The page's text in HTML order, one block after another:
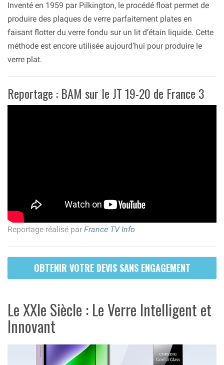
Inventé en 1959 par Pilkington, le procédé float permet de
produire des plaques de verre parfaitement plates en
faisant flotter du verre fondu sur un lit d’étain liquide. Cette
méthode est encore utilisée aujourd’hui pour produire le
verre plat.
Reportage : BAM sur le JT 19-20 de France 3
Reportage réalisé par France TV Info
OBTENIR VOTRE DEVIS SANS ENGAGEMENT
Le XXIe Siècle : Le Verre Intelligent et
Innovant